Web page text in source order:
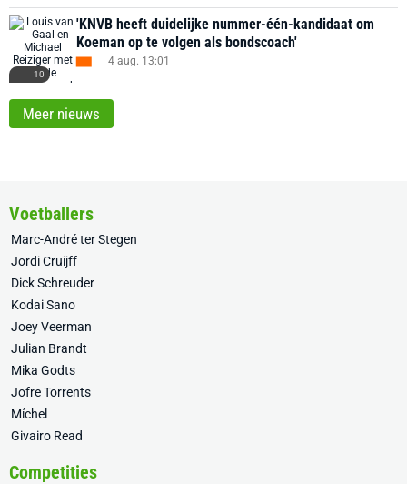
10
'KNVB heeft duidelijke nummer-één-kandidaat om
Koeman op te volgen als bondscoach'
4 aug. 13:01
Meer nieuws
Voetballers
Marc-André ter Stegen
Jordi Cruijff
Dick Schreuder
Kodai Sano
Joey Veerman
Julian Brandt
Mika Godts
Jofre Torrents
Míchel
Givairo Read
Competities